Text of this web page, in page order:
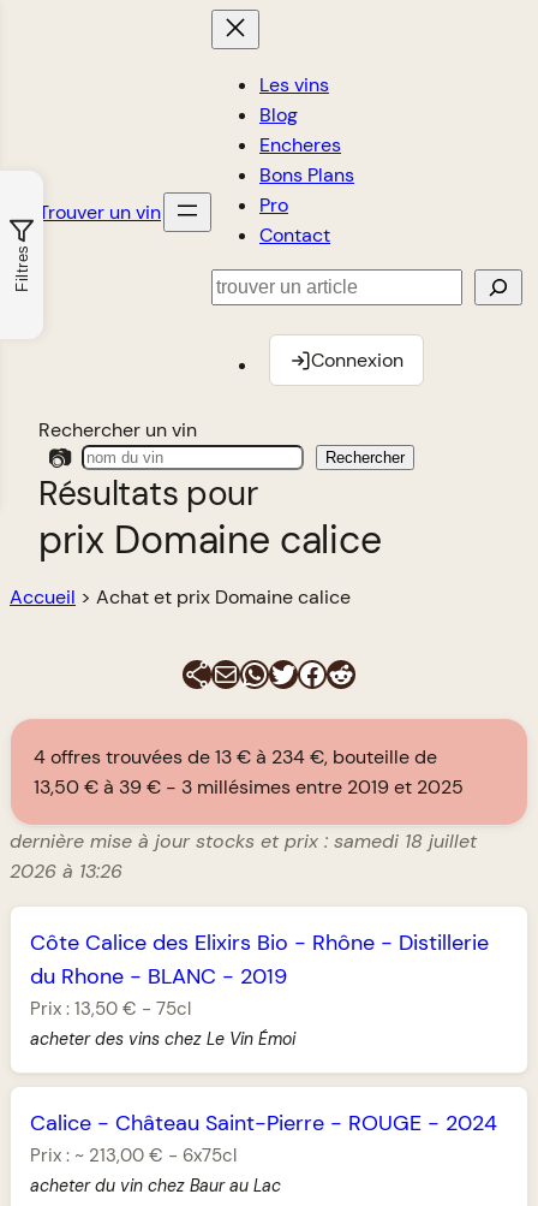
Trouver un vin
Les vins
Blog
Encheres
Bons Plans
Pro
Contact
Rechercher
Connexion
Rechercher un vin
📷 Rechercher
Résultats pour
prix Domaine calice
Accueil > Achat et prix Domaine calice
E-mailWhatsApp
Twitter
Facebook
Reddit
4 offres trouvées de 13 € à 234 €, bouteille de
13,50 € à 39 €
3 millésimes entre 2019 et 2025
dernière mise à jour stocks et prix : samedi 18 juillet
2026 à 13:26
Côte Calice des Elixirs Bio - Rhône - Distillerie
du Rhone - BLANC - 2019
Prix : 13,50 € - 75cl
acheter des vins chez Le Vin Émoi
Calice - Château Saint-Pierre - ROUGE - 2024
Prix : ~ 213,00 € - 6x75cl
acheter du vin chez Baur au Lac
Filtres